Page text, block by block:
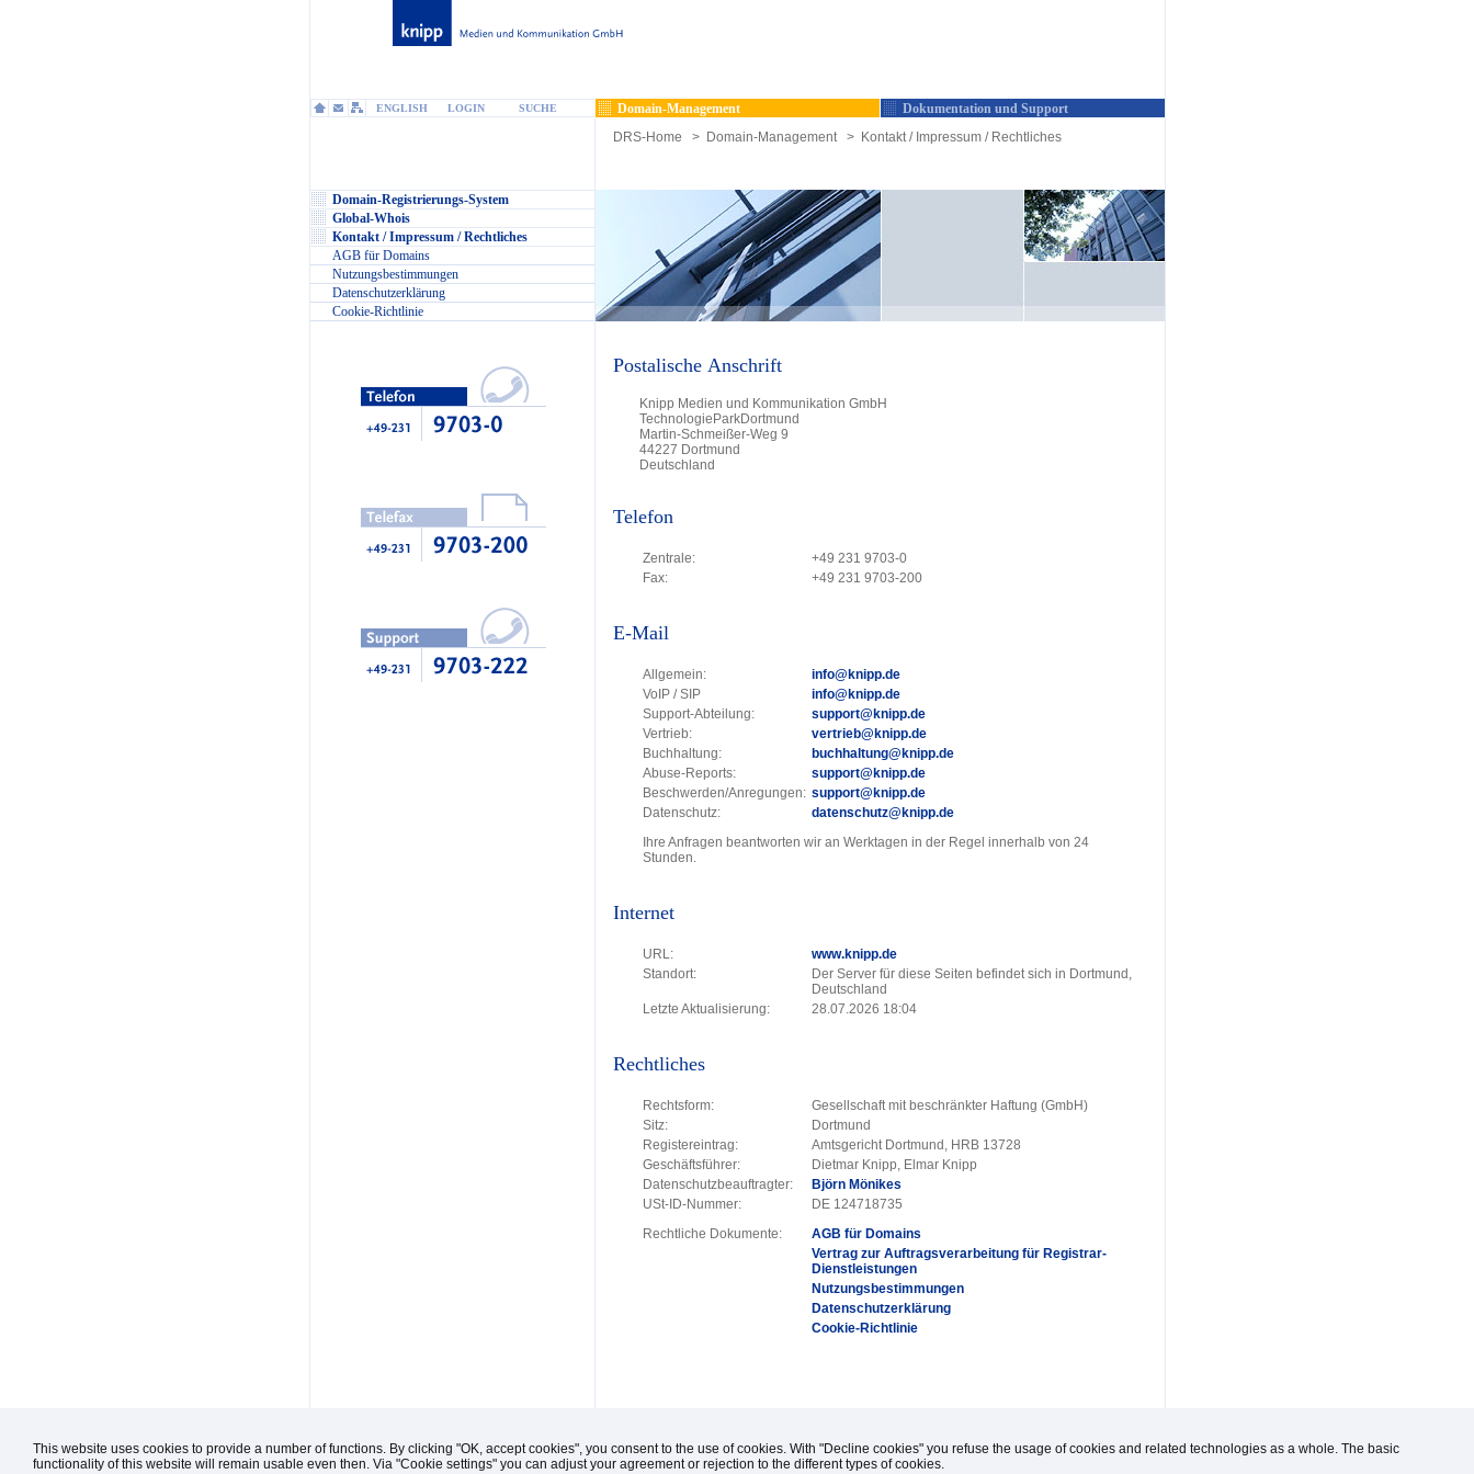
ENGLISH LOGIN SUCHE Domain-Management
Dokumentation und Support
DRS-Home
> Domain-Management > Kontakt / Impressum / Rechtliches
Domain-Registrierungs-System
Global-Whois
Kontakt / Impressum / Rechtliches
AGB für Domains
Nutzungsbestimmungen
Datenschutzerklärung
Cookie-Richtlinie
Postalische Anschrift
Knipp Medien und Kommunikation GmbH
TechnologieParkDortmund
Martin-Schmeißer-Weg 9
44227 Dortmund
Deutschland
Telefon
Zentrale:
+49 231 9703-0
Fax:
+49 231 9703-200
E-Mail
Allgemein:
info@knipp.de
VoIP / SIP
info@knipp.de
Support-Abteilung:
support@knipp.de
Vertrieb:
vertrieb@knipp.de
Buchhaltung:
buchhaltung@knipp.de
Abuse-Reports:
support@knipp.de
Beschwerden/Anregungen: support@knipp.de
Datenschutz:
datenschutz@knipp.de
Ihre Anfragen beantworten wir an Werktagen in der Regel innerhalb von 24
Stunden.
Internet
URL:
www.knipp.de
Standort:
Der Server für diese Seiten befindet sich in Dortmund,
Deutschland
Letzte Aktualisierung:
28.07.2026 18:04
Rechtliches
Rechtsform:
Gesellschaft mit beschränkter Haftung (GmbH)
Sitz:
Dortmund
Registereintrag:
Amtsgericht Dortmund, HRB 13728
Geschäftsführer:
Dietmar Knipp, Elmar Knipp
Datenschutzbeauftragter:
Björn Mönikes
USt-ID-Nummer:
DE 124718735
Rechtliche Dokumente:
AGB für Domains
Vertrag zur Auftragsverarbeitung für Registrar-
Dienstleistungen
Nutzungsbestimmungen
Datenschutzerklärung
Cookie-Richtlinie
This website uses cookies to provide a number of functions. By clicking "OK, accept cookies", you consent to the use of cookies. With "Decline cookies" you refuse the usage of cookies and related technologies as a whole. The basic
functionality of this website will remain usable even then. Via "Cookie settings" you can adjust your agreement or rejection to the different types of cookies.